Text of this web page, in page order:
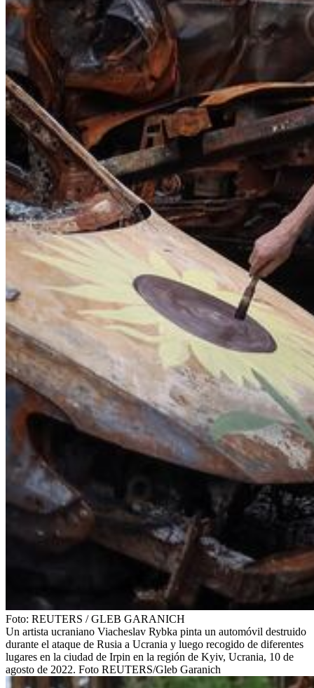
Foto: REUTERS /GLEB GARANICH
Un artista ucraniano Viacheslav Rybka pinta un automóvil destruido
durante el ataque de Rusia a Ucrania y luego recogido de diferentes
lugares en la ciudad de Irpin en la región de Kyiv, Ucrania, 10 de
agosto de 2022. Foto REUTERS/Gleb Garanich